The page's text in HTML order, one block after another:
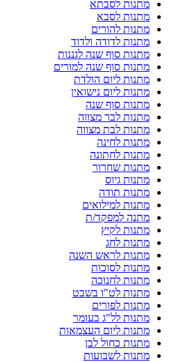
מתנות לסבתא
מתנות לסבא
מתנות להורים
מתנות לדודה ולדוד
מתנות סוף שנה לגננות
מתנות סוף שנה למורים
מתנות ליום הולדת
מתנות ליום נישואין
מתנות סוף שנה
מתנות לבר מצווה
מתנות לבת מצווה
מתנות לחינה
מתנות לחתונה
מתנות שחרור
מתנות גיוס
מתנות תודה
מתנות למילואים
מתנה למפקד/ת
מתנות לקיץ
מתנות לחג
מתנות לראש השנה
מתנות לסוכות
מתנות לחנוכה
מתנות לט"ו בשבט
מתנות לפורים
מתנות לל"ג בעומר
מתנות ליום העצמאות
מתנות כחול לבן
מתנות לשבועות